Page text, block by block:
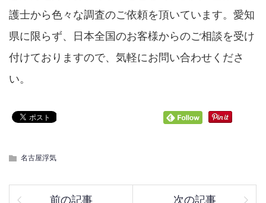
護士から色々な調査のご依頼を頂いています。愛知
県に限らず、日本全国のお客様からのご相談を受け
付けておりますので、気軽にお問い合わせくださ
い。
名古屋浮気
前の記事 次の記事